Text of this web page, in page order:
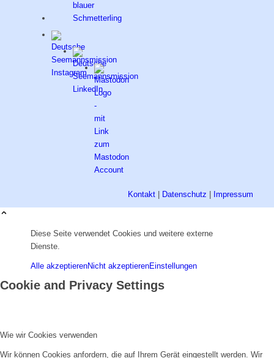
Kontakt Datenschutz Impressum
Diese Seite verwendet Cookies und weitere externe
Dienste.
Alle akzeptierenNicht akzeptierenEinstellungen
Cookie and Privacy Settings
Wie wir Cookies verwenden
Wir können Cookies anfordern, die auf Ihrem Gerät eingestellt werden. Wir